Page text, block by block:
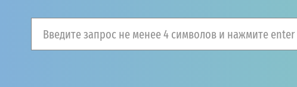
Введите запрос не менее 4 символов и нажмите enter